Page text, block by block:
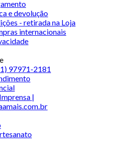
e devolução
- retirada na Loja
internacionais
97971-2181
|